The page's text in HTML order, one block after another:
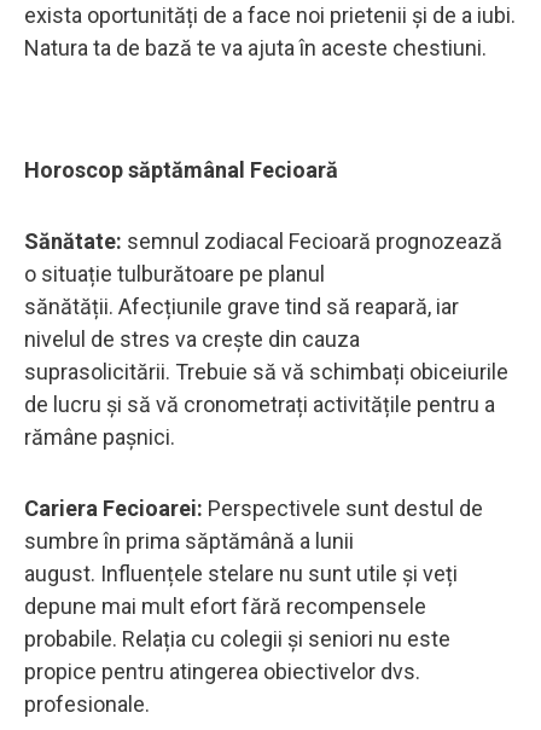
exista oportunități de a face noi prietenii și de a iubi.
Natura ta de bază te va ajuta în aceste chestiuni.
Horoscop săptămânal Fecioară
Sănătate: semnul zodiacal Fecioară prognozează
o situație tulburătoare pe planul
sănătății. Afecțiunile grave tind să reapară, iar
nivelul de stres va crește din cauza
suprasolicitării. Trebuie să vă schimbați obiceiurile
de lucru și să vă cronometrați activitățile pentru a
rămâne pașnici.
Cariera Fecioarei: Perspectivele sunt destul de
sumbre în prima săptămână a lunii
august. Influențele stelare nu sunt utile și veți
depune mai mult efort fără recompensele
probabile. Relația cu colegii și seniori nu este
propice pentru atingerea obiectivelor dvs.
profesionale.